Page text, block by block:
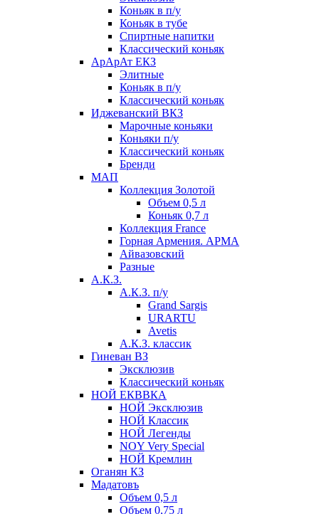
Коньяк в п/у
Коньяк в тубе
Спиртные напитки
Классический коньяк
АрАрАт ЕКЗ
Элитные
Коньяк в п/у
Классический коньяк
Иджеванский ВКЗ
Марочные коньяки
Коньяки п/у
Классический коньяк
Бренди
МАП
Коллекция Золотой
Объем 0,5 л
Коньяк 0,7 л
Коллекция France
Горная Армения. АРМА
Айвазовский
Разные
А.К.З.
А.К.З. п/у
Grand Sargis
URARTU
Avetis
А.К.З. классик
Гиневан ВЗ
Эксклюзив
Классический коньяк
НОЙ ЕКВВКА
НОЙ Эксклюзив
НОЙ Классик
НОЙ Легенды
NOY Very Speсial
НОЙ Кремлин
Оганян КЗ
Мадатовъ
Объем 0,5 л
Объем 0,75 л